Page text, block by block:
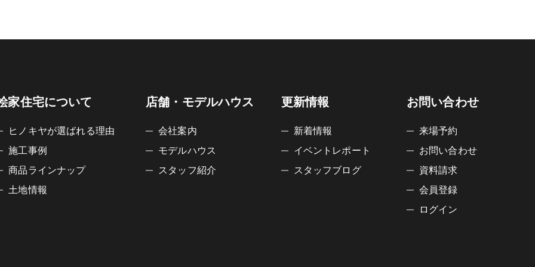
家住宅について
ヒノキヤが選ばれる理由
施工事例
商品ラインナップ
土地情報
店舗・モデルハウス
会社案内
モデルハウス
スタッフ紹介
更新情報
新着情報
イベントレポート
スタッフブログ
お問い合わせ
来場予約
お問い合わせ
資料請求
会員登録
ログイン